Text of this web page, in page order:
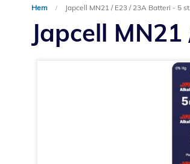
Hem Japcell MN21 / E23 / 23A Batteri - 5 st.
Japcell